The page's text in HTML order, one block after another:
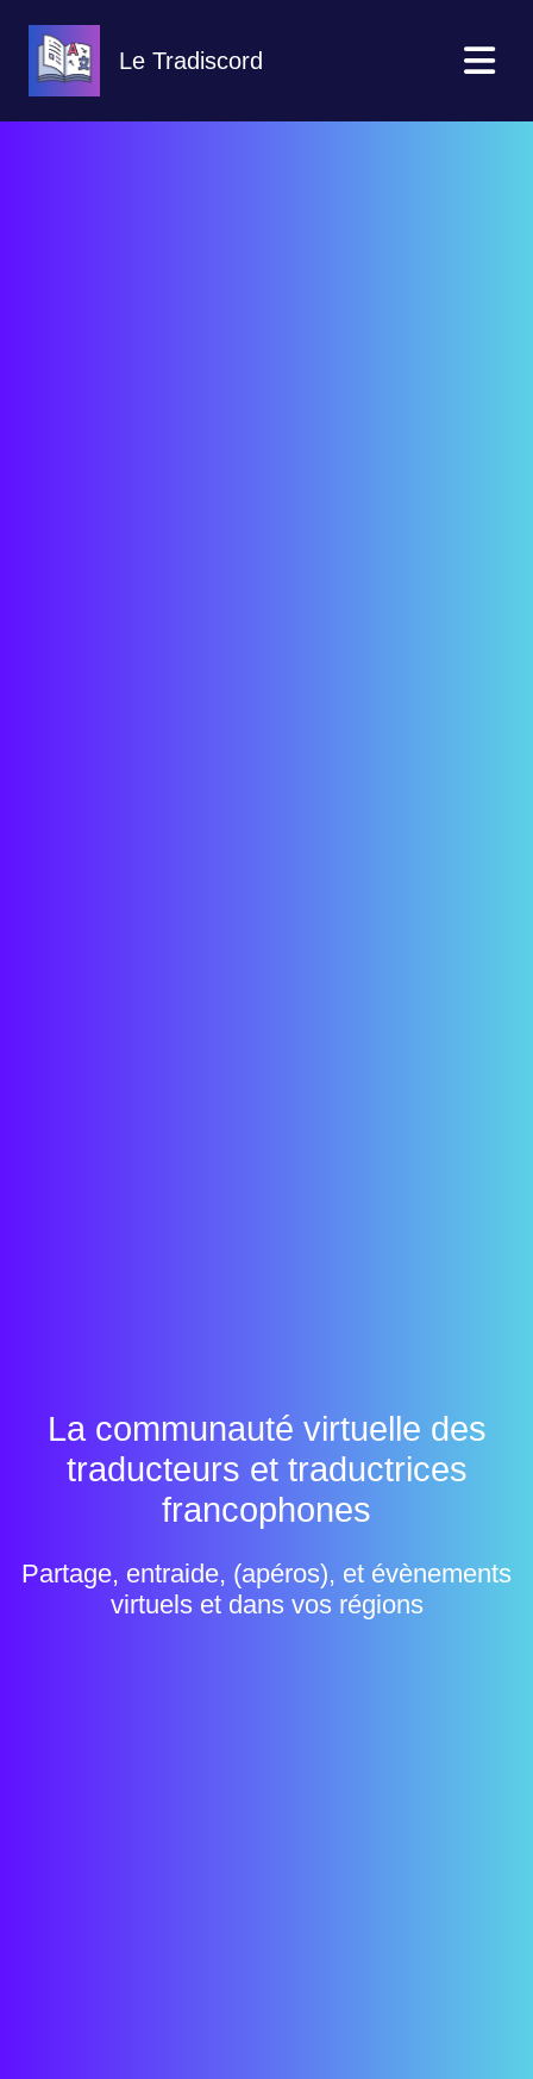
Le Tradiscord
La communauté virtuelle des
traducteurs et traductrices
francophones
Partage, entraide, (apéros), et évènements
virtuels et dans vos régions